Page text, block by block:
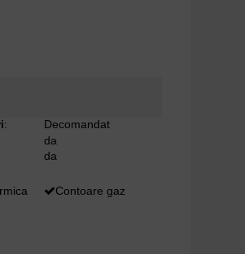
:
Decomandat
da
da
Contoare gaz